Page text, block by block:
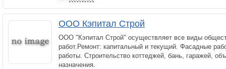
ООО Кэпитал Строй
ООО "Кэпитал Строй" осуществляет все виды
работ.Ремонт: капитальный и текущий. Фасадные
работы. Строительство коттеджей, бань, гаражей,
назначения.